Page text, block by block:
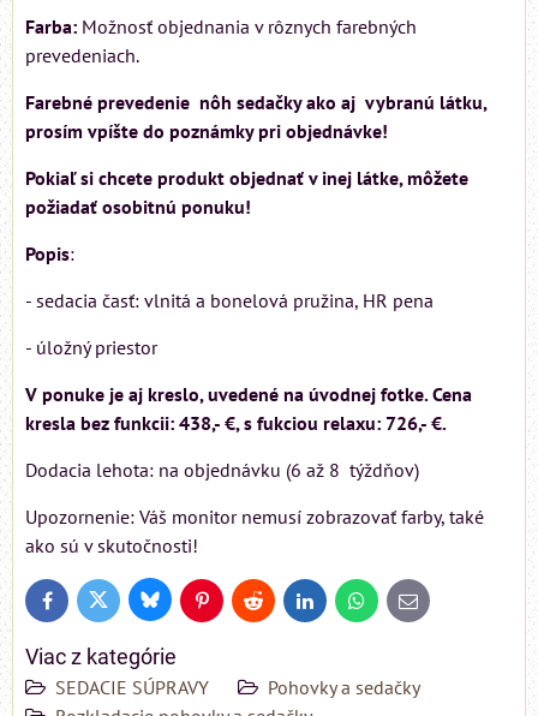
Farba: Možnosť objednania v rôznych farebných
prevedeniach.
Farebné prevedenie nôh sedačky ako aj vybranú látku,
prosím vpíšte do poznámky pri objednávke!
Pokiaľ si chcete produkt objednať v inej látke, môžete
požiadať osobitnú ponuku!
Popis:
- sedacia časť: vlnitá a bonelová pružina, HR pena
- úložný priestor
V ponuke je aj kreslo, uvedené na úvodnej fotke. Cena
kresla bez funkcii: 438,- €, s fukciou relaxu: 726,- €.
Dodacia lehota: na objednávku (6 až 8 týždňov)
Upozornenie: Váš monitor nemusí zobrazovať farby, také
ako sú v skutočnosti!
FacebookTwitter BlueskyPinterestReddit LinkedInWhatsApp
E-
mail
Viac z kategórie
SEDACIE SÚPRAVY
Pohovky a sedačky